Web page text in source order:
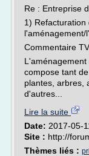
Re : Entreprise
1)
l'aménagement/
Commentaire
compose tant
plantes, arbres,
d'autres...
Lire la suite
Date: 2017-05-
Site : http://
Thèmes liés :